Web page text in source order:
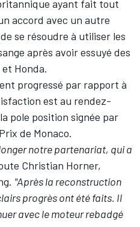
ayant fait tout
accord avec un autre
se résoudre à utiliser les
après avoir essuyé des
Honda.
progressé par rapport à
est au rendez-
pole position signée par
de Monaco.
notre partenariat, qui a
Christian Horner,
"Après la reconstruction
progrès ont été faits. Il
avec le moteur rebadgé